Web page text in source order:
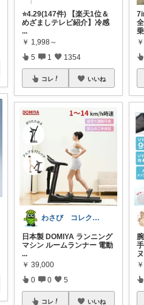
⭐️4.29(147件) 【楽天1位＆
めざましテレビ紹介】冷感
...
￥ 1,998～
5 1 1354
コレ いいね
わさび コレクションもご利用ください
日本製 DOMIYA ランニング
マシン ルームランナー 電動
...
￥ 39,000
0 0 5
コレ いいね
￥
￥